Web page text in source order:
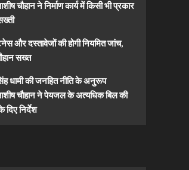
चौहान ने निर्माण कार्य में किसी भी प्रकार
और दस्तावेजों की होगी नियमित जांच,
सख्त
धामी की जनहित नीति के अनुरूप
चौहान ने पेयजल के अत्यधिक बिल की
निर्देश